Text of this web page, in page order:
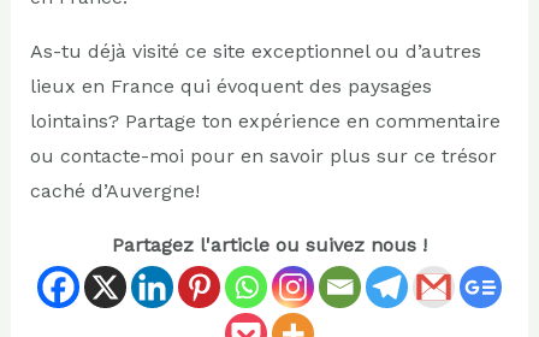
As-tu déjà visité ce site exceptionnel ou d’autres
lieux en France qui évoquent des paysages
lointains? Partage ton expérience en commentaire
ou contacte-moi pour en savoir plus sur ce trésor
caché d’Auvergne!
Partagez l'article ou suivez nous !